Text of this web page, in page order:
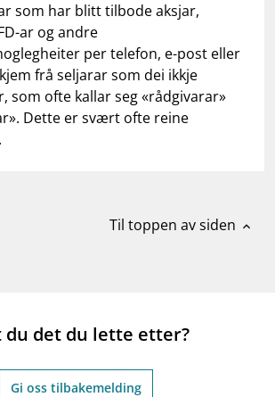
som har blitt tilbode aksjar,
ar og andre
per telefon, e-post eller
frå seljarar som dei ikkje
som ofte kallar seg «rådgivarar»
Dette er svært ofte reine
Til toppen av siden expand_less
du det du lette etter?
Gi oss tilbakemelding